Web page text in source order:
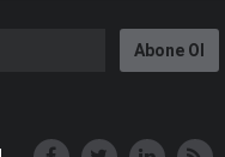
Abone Ol